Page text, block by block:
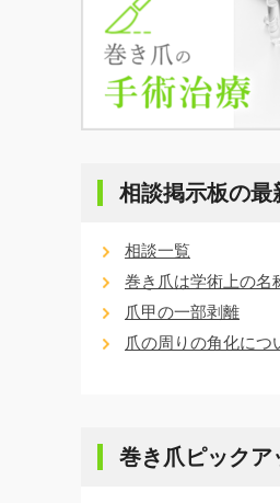
相談掲示板の最
相談一覧
巻き爪は学術上の名
爪甲の一部剥離
爪の周りの角化につ
巻き爪ピックア